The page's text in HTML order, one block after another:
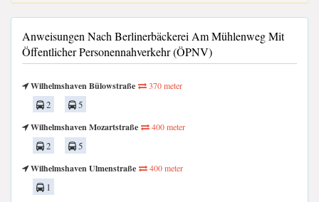
Anweisungen Nach Berlinerbäckerei Am Mühlenweg Mit
Öffentlicher Personennahverkehr (ÖPNV)
Wilhelmshaven Bülowstraße 370 meter
2
5
Wilhelmshaven Mozartstraße
400 meter
2
5
Wilhelmshaven Ulmenstraße
400 meter
1